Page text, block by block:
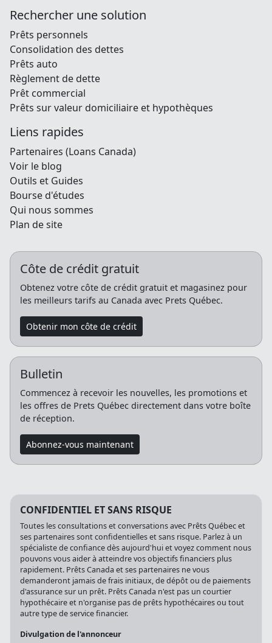
Rechercher une solution
Prêts personnels
Consolidation des dettes
Prêts auto
Règlement de dette
Prêt commercial
Prêts sur valeur domiciliaire et hypothèques
Liens rapides
Partenaires (Loans Canada)
Voir le blog
Outils et Guides
Bourse d'études
Qui nous sommes
Plan de site
Côte de crédit gratuit
Obtenez votre côte de crédit gratuit et magasinez pour
les meilleurs tarifs au Canada avec Prets Québec.
Obtenir mon côte de crédit
Bulletin
Commencez à recevoir les nouvelles, les promotions et
les offres de Prets Québec directement dans votre boîte
de réception.
Abonnez-vous maintenant
CONFIDENTIEL ET SANS RISQUE
Toutes les consultations et conversations avec Prêts Québec et
ses partenaires sont confidentielles et sans risque. Parlez à un
spécialiste de confiance dès aujourd'hui et voyez comment nous
pouvons vous aider à atteindre vos objectifs financiers plus
rapidement. Prêts Canada et ses partenaires ne vous
demanderont jamais de frais initiaux, de dépôt ou de paiements
d'assurance sur un prêt. Prêts Canada n'est pas un courtier
hypothécaire et n'organise pas de prêts hypothécaires ou tout
autre type de service financier.
Divulgation de l'annonceur